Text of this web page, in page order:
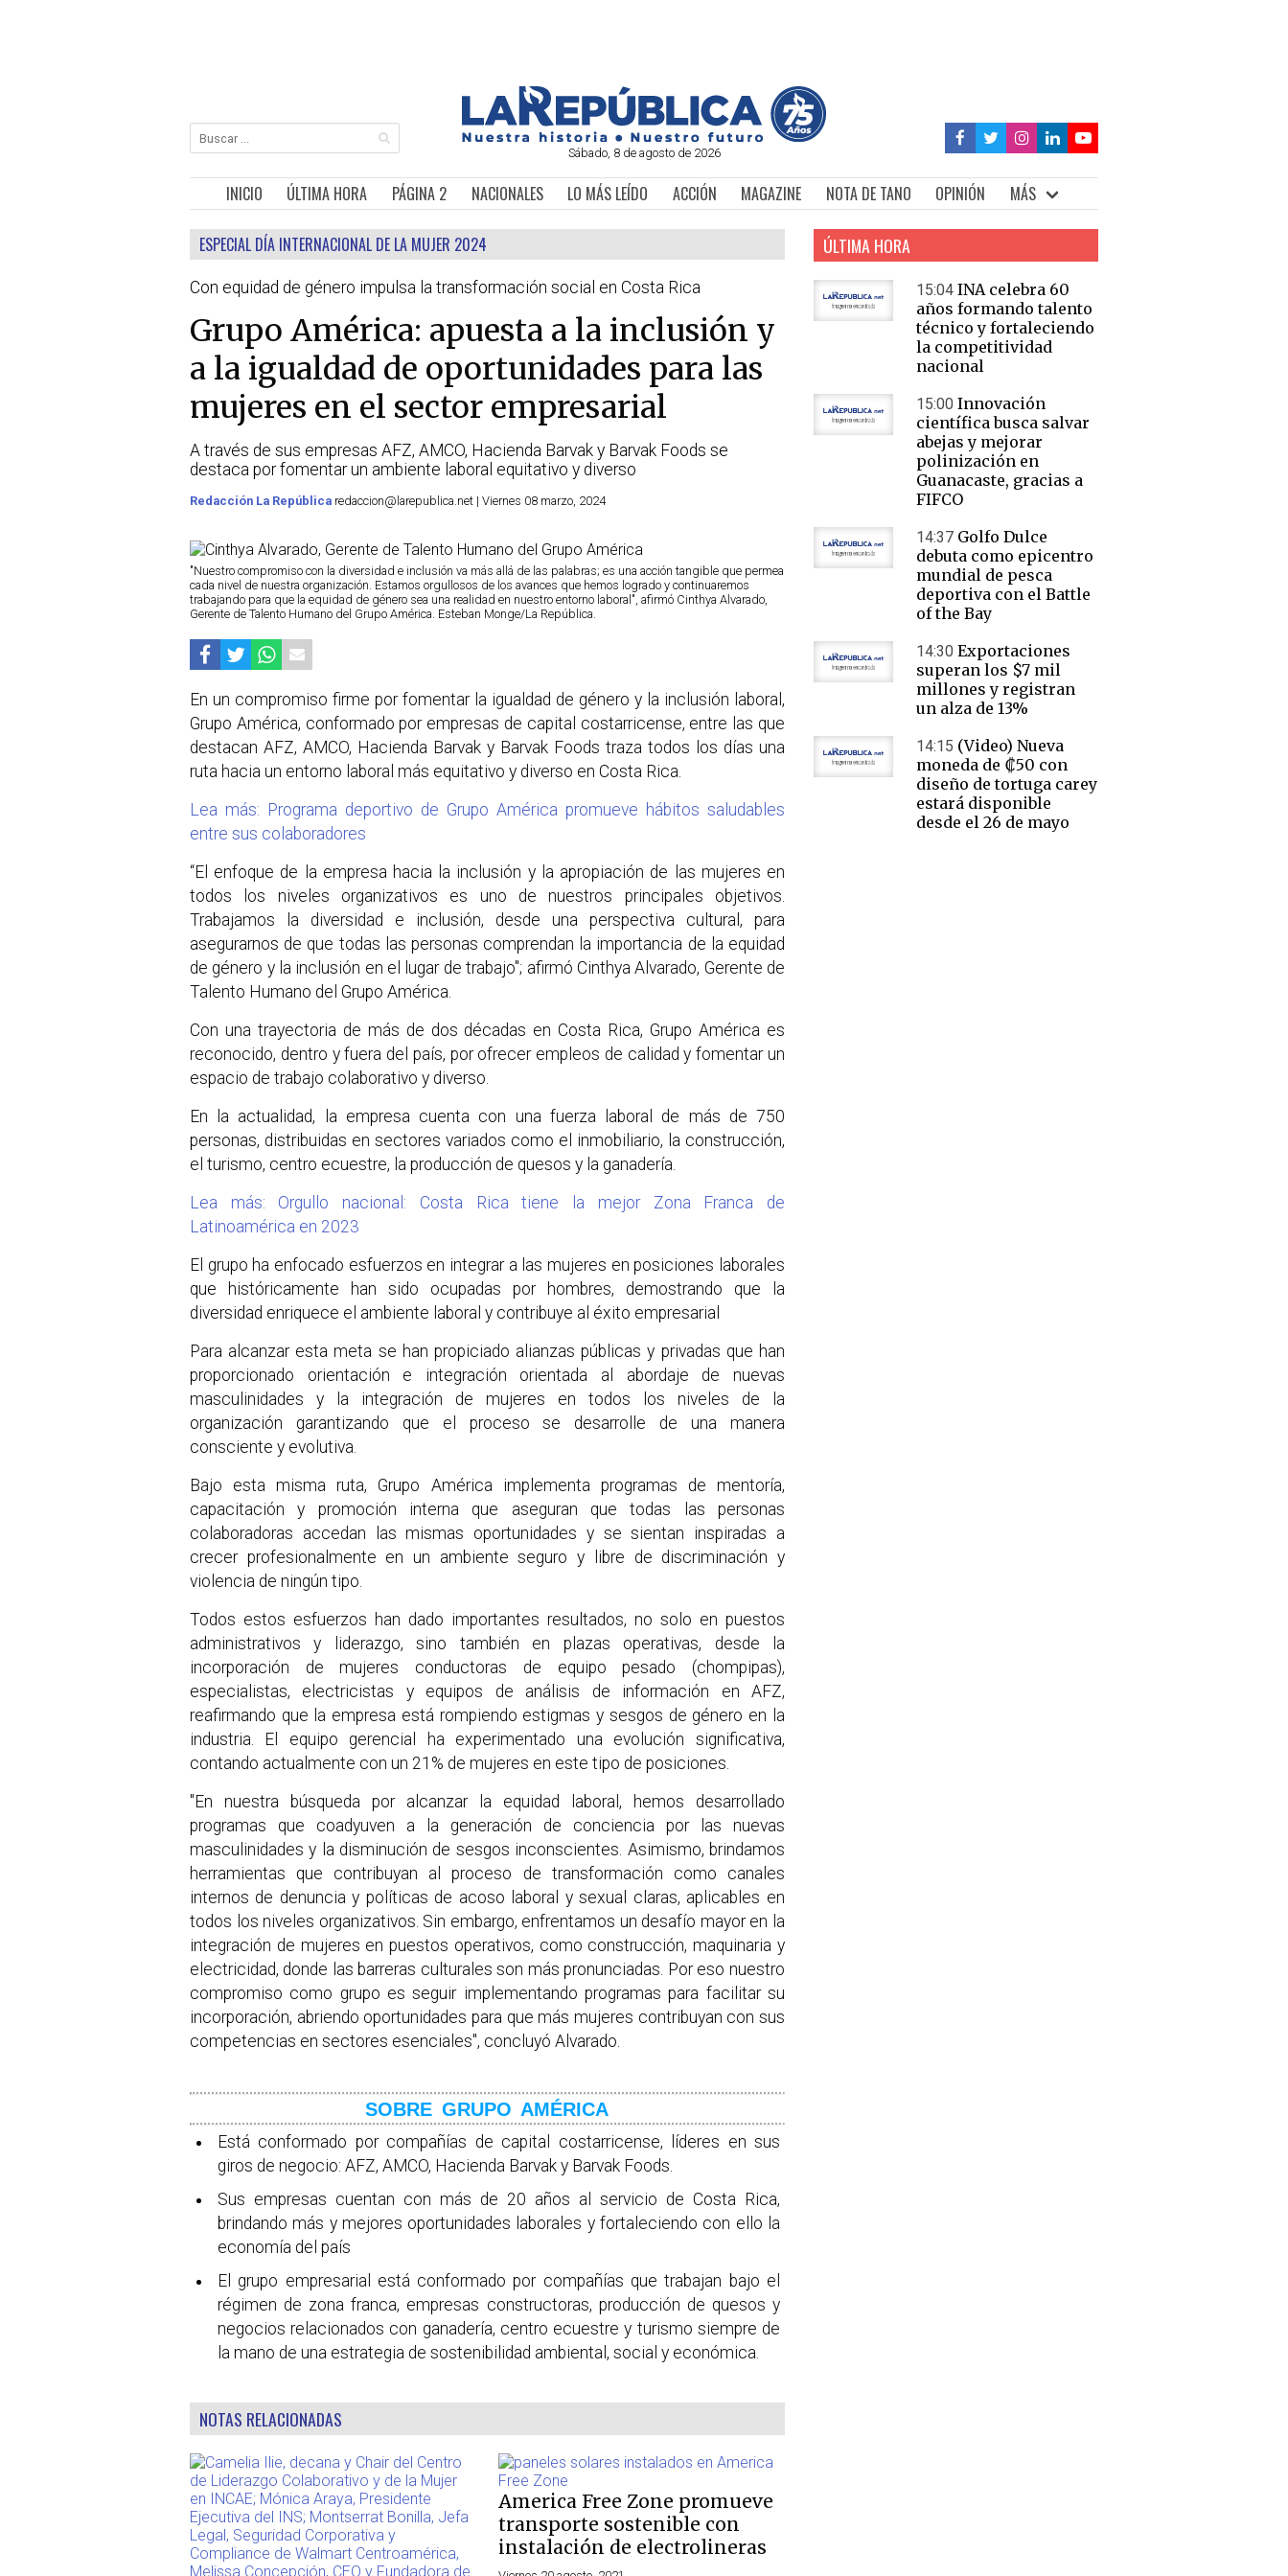
Sábado, 8 de agosto de 2026
INICIO ÚLTIMA HORA PÁGINA 2 NACIONALES LO MÁS LEÍDO ACCIÓN MAGAZINE NOTA DE TANO OPINIÓN MÁS
ESPECIAL DÍA INTERNACIONAL DE LA MUJER 2024
Con equidad de género impulsa la transformación social en Costa Rica
Grupo América: apuesta a la inclusión y
a la igualdad de oportunidades para las
mujeres en el sector empresarial
A través de sus empresas AFZ, AMCO, Hacienda Barvak y Barvak Foods se
destaca por fomentar un ambiente laboral equitativo y diverso
Redacción La República redaccion@larepublica.net | Viernes 08 marzo, 2024
"Nuestro compromiso con la diversidad e inclusión va más allá de las palabras; es una acción tangible que permea
cada nivel de nuestra organización. Estamos orgullosos de los avances que hemos logrado y continuaremos
trabajando para que la equidad de género sea una realidad en nuestro entorno laboral", afirmó Cinthya Alvarado,
Gerente de Talento Humano del Grupo América. Esteban Monge/La República.
En un compromiso firme por fomentar la igualdad de género y la inclusión laboral,
Grupo América, conformado por empresas de capital costarricense, entre las que
destacan AFZ, AMCO, Hacienda Barvak y Barvak Foods traza todos los días una
ruta hacia un entorno laboral más equitativo y diverso en Costa Rica.
Lea más: Programa deportivo de Grupo América promueve hábitos saludables
entre sus colaboradores
“El enfoque de la empresa hacia la inclusión y la apropiación de las mujeres en
todos los niveles organizativos es uno de nuestros principales objetivos.
Trabajamos la diversidad e inclusión, desde una perspectiva cultural, para
asegurarnos de que todas las personas comprendan la importancia de la equidad
de género y la inclusión en el lugar de trabajo"; afirmó Cinthya Alvarado, Gerente de
Talento Humano del Grupo América.
Con una trayectoria de más de dos décadas en Costa Rica, Grupo América es
reconocido, dentro y fuera del país, por ofrecer empleos de calidad y fomentar un
espacio de trabajo colaborativo y diverso.
En la actualidad, la empresa cuenta con una fuerza laboral de más de 750
personas, distribuidas en sectores variados como el inmobiliario, la construcción,
el turismo, centro ecuestre, la producción de quesos y la ganadería.
Lea más: Orgullo nacional: Costa Rica tiene la mejor Zona Franca de
Latinoamérica en 2023
El grupo ha enfocado esfuerzos en integrar a las mujeres en posiciones laborales
que históricamente han sido ocupadas por hombres, demostrando que la
diversidad enriquece el ambiente laboral y contribuye al éxito empresarial
Para alcanzar esta meta se han propiciado alianzas públicas y privadas que han
proporcionado orientación e integración orientada al abordaje de nuevas
masculinidades y la integración de mujeres en todos los niveles de la
organización garantizando que el proceso se desarrolle de una manera
consciente y evolutiva.
Bajo esta misma ruta, Grupo América implementa programas de mentoría,
capacitación y promoción interna que aseguran que todas las personas
colaboradoras accedan las mismas oportunidades y se sientan inspiradas a
crecer profesionalmente en un ambiente seguro y libre de discriminación y
violencia de ningún tipo.
Todos estos esfuerzos han dado importantes resultados, no solo en puestos
administrativos y liderazgo, sino también en plazas operativas, desde la
incorporación de mujeres conductoras de equipo pesado (chompipas),
especialistas, electricistas y equipos de análisis de información en AFZ,
reafirmando que la empresa está rompiendo estigmas y sesgos de género en la
industria. El equipo gerencial ha experimentado una evolución significativa,
contando actualmente con un 21% de mujeres en este tipo de posiciones.
"En nuestra búsqueda por alcanzar la equidad laboral, hemos desarrollado
programas que coadyuven a la generación de conciencia por las nuevas
masculinidades y la disminución de sesgos inconscientes. Asimismo, brindamos
herramientas que contribuyan al proceso de transformación como canales
internos de denuncia y políticas de acoso laboral y sexual claras, aplicables en
todos los niveles organizativos. Sin embargo, enfrentamos un desafío mayor en la
integración de mujeres en puestos operativos, como construcción, maquinaria y
electricidad, donde las barreras culturales son más pronunciadas. Por eso nuestro
compromiso como grupo es seguir implementando programas para facilitar su
incorporación, abriendo oportunidades para que más mujeres contribuyan con sus
competencias en sectores esenciales", concluyó Alvarado.
SOBRE GRUPO AMÉRICA
Está conformado por compañías de capital costarricense, líderes en sus
giros de negocio: AFZ, AMCO, Hacienda Barvak y Barvak Foods.
Sus empresas cuentan con más de 20 años al servicio de Costa Rica,
brindando más y mejores oportunidades laborales y fortaleciendo con ello la
economía del país
El grupo empresarial está conformado por compañías que trabajan bajo el
régimen de zona franca, empresas constructoras, producción de quesos y
negocios relacionados con ganadería, centro ecuestre y turismo siempre de
la mano de una estrategia de sostenibilidad ambiental, social y económica.
NOTAS RELACIONADAS
America Free Zone promueve
transporte sostenible con
instalación de electrolineras
ÚLTIMA HORA
15:04 INA celebra 60
años formando talento
técnico y fortaleciendo
la competitividad
nacional
15:00 Innovación
científica busca salvar
abejas y mejorar
polinización en
Guanacaste, gracias a
FIFCO
14:37 Golfo Dulce
debuta como epicentro
mundial de pesca
deportiva con el Battle
of the Bay
14:30 Exportaciones
superan los $7 mil
millones y registran
un alza de 13%
14:15 (Video) Nueva
moneda de ₡50 con
diseño de tortuga carey
estará disponible
desde el 26 de mayo